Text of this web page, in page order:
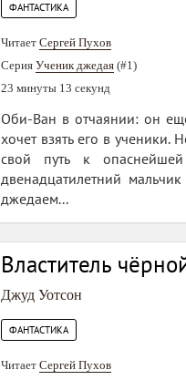
ФАНТАСТИКА
Читает Сергей Пухов
Серия Ученик джедая (#1)
23 минуты 13 секунд
Оби-Ван в отчаянии: он
хочет взять его в
свой путь к
двенадцатилетний
джедаем...
Властитель
Джуд Уотсон
ФАНТАСТИКА
Читает Сергей Пухов